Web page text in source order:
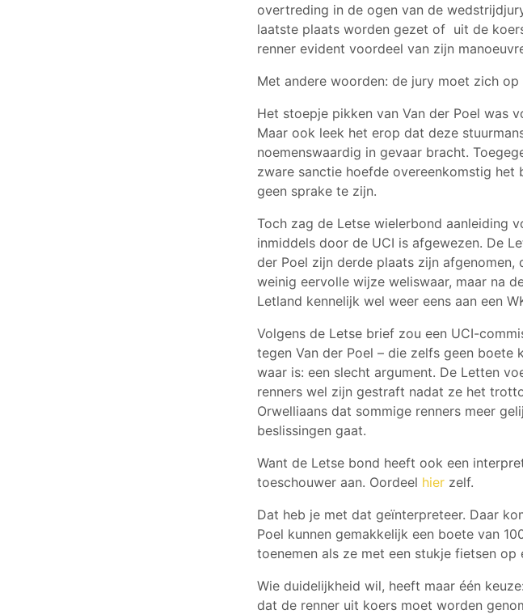
overtreding in de ogen van de
laatste plaats worden gezet of uit de
renner evident voordeel van zijn
Met andere woorden: de jury moet zich
Het stoepje pikken van Van der Poel was
Maar ook leek het erop dat deze
noemenswaardig in gevaar bracht.
zware sanctie hoefde overeenkomstig
geen sprake te zijn.
Toch zag de Letse wielerbond aanleiding
inmiddels door de UCI is afgewezen. De
der Poel zijn derde plaats zijn afgenomen,
weinig eervolle wijze weliswaar, maar na
Letland kennelijk wel weer eens aan een
Volgens de Letse brief zou een UCI-
tegen Van der Poel – die zelfs geen
waar is: een slecht argument. De Letten
renners wel zijn gestraft nadat ze het
Orwelliaans dat sommige renners meer
beslissingen gaat.
Want de Letse bond heeft ook een
toeschouwer aan. Oordeel hier zelf.
Dat heb je met dat geïnterpreteer. Daar
Poel kunnen gemakkelijk een boete van
toenemen als ze met een stukje fietsen
Wie duidelijkheid wil, heeft maar één
dat de renner uit koers moet worden